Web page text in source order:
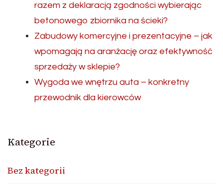
razem z deklaracją zgodności wybierając
betonowego zbiornika na ścieki?
Zabudowy komercyjne i prezentacyjne – jak
wpomagają na aranżację oraz efektywność
sprzedaży w sklepie?
Wygoda we wnętrzu auta – konkretny
przewodnik dla kierowców
Kategorie
Bez kategorii